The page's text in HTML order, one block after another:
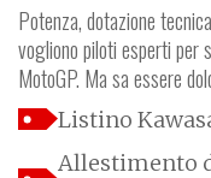
Potenza, dotazione
vogliono piloti esperti per
MotoGP. Ma sa essere
Listino
Allestimento